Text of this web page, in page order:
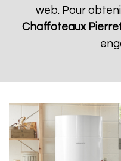
web. Pour
Chaffoteaux